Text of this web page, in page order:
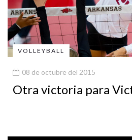
VOLLEYBALL
08 de octubre del 2015
Otra victoria para